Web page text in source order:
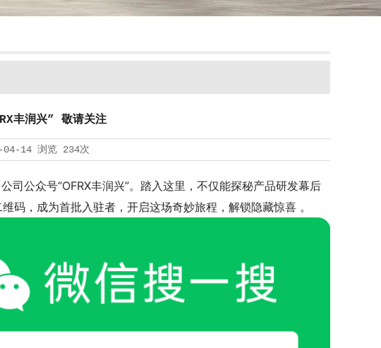
丰润兴” 敬请关注
04-14 浏览 234次
众号“OFRX丰润兴”。踏入这里，不仅能探秘产品研发幕后
码，成为首批入驻者，开启这场奇妙旅程，解锁隐藏惊喜 。